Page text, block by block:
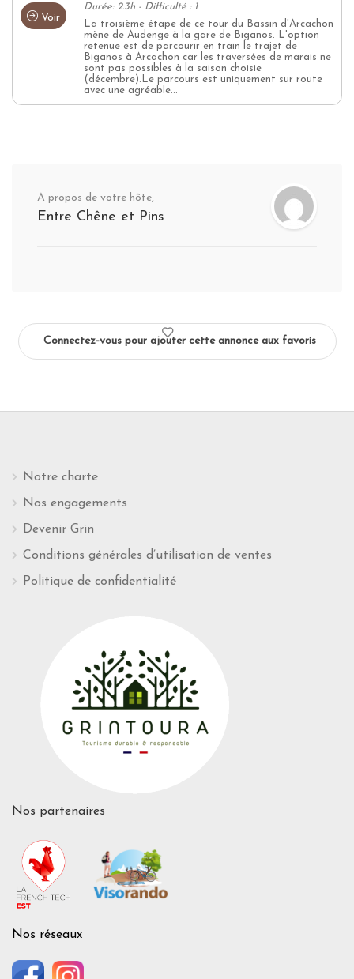
Voir
Durée: 2.3h - Difficulté : 1
La troisième étape de ce tour du Bassin d'Arcachon
mène de Audenge à la gare de Biganos. L'option
retenue est de parcourir en train le trajet de
Biganos à Arcachon car les traversées de marais ne
sont pas possibles à la saison choisie
(décembre).Le parcours est uniquement sur route
avec une agréable...
A propos de votre hôte,
Entre Chêne et Pins
Connectez-vous pour ajouter cette annonce aux favoris
Notre charte
Nos engagements
Devenir Grin
Conditions générales d’utilisation de ventes
Politique de confidentialité
Nos partenaires
Nos réseaux